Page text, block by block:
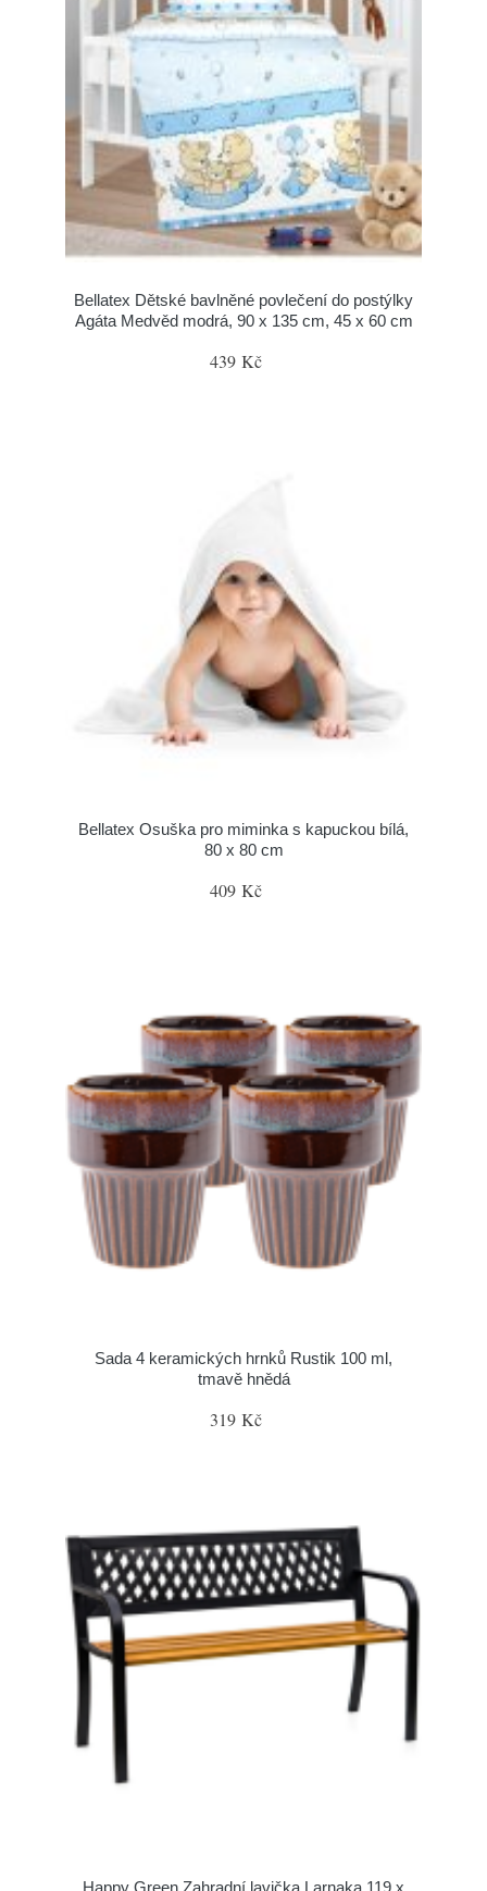
Bellatex Dětské bavlněné povlečení do postýlky
Agáta Medvěd modrá, 90 x 135 cm, 45 x 60 cm
439 Kč
Bellatex Osuška pro miminka s kapuckou bílá,
80 x 80 cm
409 Kč
Sada 4 keramických hrnků Rustik 100 ml,
tmavě hnědá
319 Kč
Happy Green Zahradní lavička Larnaka 119 x